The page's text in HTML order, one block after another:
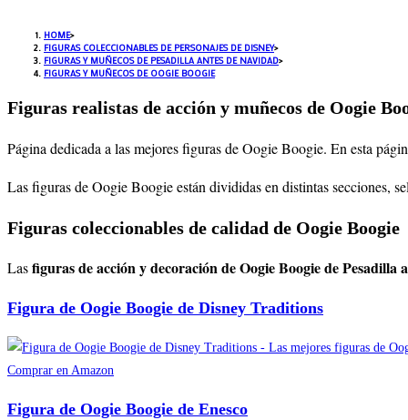
HOME>
FIGURAS COLECCIONABLES DE PERSONAJES DE DISNEY>
FIGURAS Y MUÑECOS DE PESADILLA ANTES DE NAVIDAD>
FIGURAS Y MUÑECOS DE OOGIE BOOGIE
Figuras realistas de acción y muñecos de Oogie
Página dedicada a las mejores figuras de Oogie Boogie. En esta
Las figuras de Oogie Boogie están divididas en distintas secciones,
Figuras coleccionables de calidad de Oogie Boogie
Lasfiguras de acción y decoración de Oogie Boogie de Pesadilla
Figura de Oogie Boogie de Disney Traditions
Comprar en Amazon
Figura de Oogie Boogie de Enesco